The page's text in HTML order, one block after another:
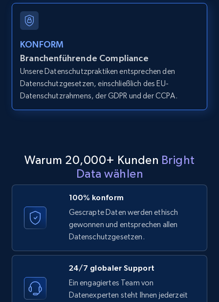
X (formerly Twitter) - Profiles
X id, URL, ID, Profile name, Biography, Is verified,
Profile image link, External link, and more.
3.5K+ 224+ Gratis testen
224+ Gratis testen
Instagram - Comments
URL, Comment user, Comment user url,
Comment date, Comment, Likes number, Replies
number, Replies, and more.
2.9K+ 323+ Gratis testen
KONFORM
Branchenführende Compliance
Unsere Datenschutzpraktiken entsprechen den
Datenschutzgesetzen, einschließlich des EU-
Datenschutzrahmens, der GDPR und der CCPA.
Warum 20,000+ Kunden Bright
Data wählen
100% konform
Gescrapte Daten werden ethisch
gewonnen und entsprechen allen
Datenschutzgesetzen.
24/7 globaler Support
Ein engagiertes Team von
Datenexperten steht Ihnen jederzeit